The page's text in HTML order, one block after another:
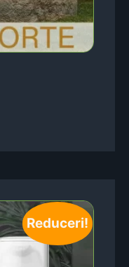
Reduceri!